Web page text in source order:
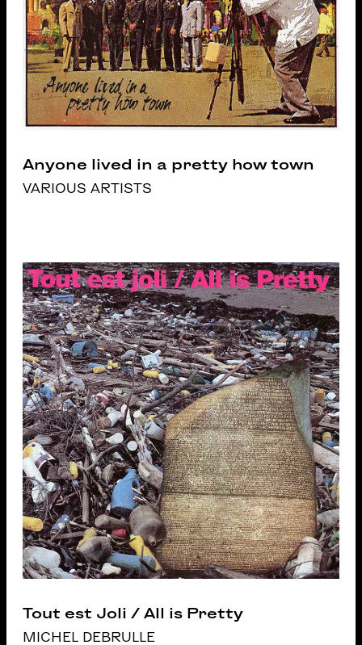
Anyone lived in a pretty how town
VARIOUS ARTISTS
Tout est Joli / All is Pretty
MICHEL DEBRULLE